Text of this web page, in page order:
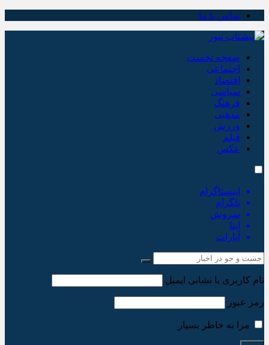
تماس با ما
صفحه نخست
اجتماعی
اقتصاد
سیاسی
فرهنگ
مذهبی
ورزش
فیلم
عکس
اینستاگرام
تلگرام
سروش
ایتا
آپارات
نام کاربری یا نشانی ایمیل
رمز عبور
مرا به خاطر بسپار